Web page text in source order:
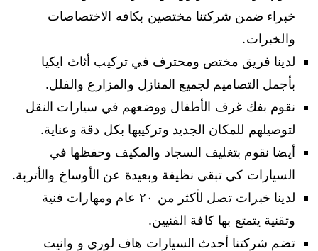
خبراء ضمن شركتنا مختصين بكافه الاختصاصات
والخبرات.
لدينا فريق مختص ومحترف في تركيب أثاث ايكيا
بأجمل التصاميم لجميع المنازل والمزارع والفلل.
نقوم بفك غرف الأطفال ووضعهم في سيارات النقل
لتوصيلهم للمكان الجديد وتركيبها بكل دقة وعناية.
أيضا نقوم بتغليف السجاد والمكيف وحفظها في
السيارات كي تبقى نظيفة وبعيدة عن الأوساخ والأتربة.
لدينا خبرات تصل لأكثر من ٢٠ عام ومهارات فنية
وتقنية يتمتع بها كافة الفنيين.
تضم شركتنا أحدث السيارات هاف لوري و وانيت